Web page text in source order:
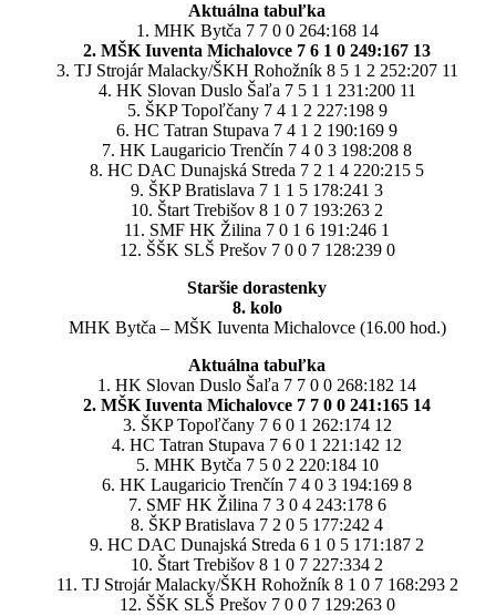
Aktuálna tabuľka
1. MHK Bytča 7 7 0 0 264:168 14
2. MŠK Iuventa Michalovce 7 6 1 0 249:167 13
3. TJ Strojár Malacky/ŠKH Rohožník 8 5 1 2 252:207 11
4. HK Slovan Duslo Šaľa 7 5 1 1 231:200 11
5. ŠKP Topoľčany 7 4 1 2 227:198 9
6. HC Tatran Stupava 7 4 1 2 190:169 9
7. HK Laugaricio Trenčín 7 4 0 3 198:208 8
8. HC DAC Dunajská Streda 7 2 1 4 220:215 5
9. ŠKP Bratislava 7 1 1 5 178:241 3
10. Štart Trebišov 8 1 0 7 193:263 2
11. SMF HK Žilina 7 0 1 6 191:246 1
12. ŠŠK SLŠ Prešov 7 0 0 7 128:239 0
Staršie dorastenky
8. kolo
MHK Bytča – MŠK Iuventa Michalovce (16.00 hod.)
Aktuálna tabuľka
1. HK Slovan Duslo Šaľa 7 7 0 0 268:182 14
2. MŠK Iuventa Michalovce 7 7 0 0 241:165 14
3. ŠKP Topoľčany 7 6 0 1 262:174 12
4. HC Tatran Stupava 7 6 0 1 221:142 12
5. MHK Bytča 7 5 0 2 220:184 10
6. HK Laugaricio Trenčín 7 4 0 3 194:169 8
7. SMF HK Žilina 7 3 0 4 243:178 6
8. ŠKP Bratislava 7 2 0 5 177:242 4
9. HC DAC Dunajská Streda 6 1 0 5 171:187 2
10. Štart Trebišov 8 1 0 7 227:334 2
11. TJ Strojár Malacky/ŠKH Rohožník 8 1 0 7 168:293 2
12. ŠŠK SLŠ Prešov 7 0 0 7 129:263 0